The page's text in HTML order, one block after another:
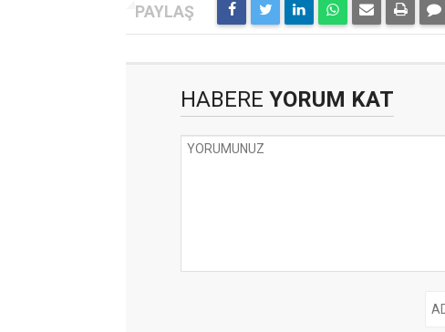
HABERE YORUM KAT